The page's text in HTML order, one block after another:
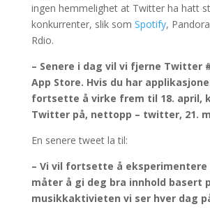
ingen hemmelighet at Twitter ha hatt
konkurrenter, slik som Spotify,
Rdio.
– Senere i dag vil vi fjerne Twitter
App Store. Hvis du har
fortsette å virke frem til 18. april,
Twitter på, nettopp – twitter, 21.
En senere tweet la til:
– Vi vil fortsette å eksperimentere
måter å gi deg bra innhold basert
musikkaktivieten vi ser hver dag